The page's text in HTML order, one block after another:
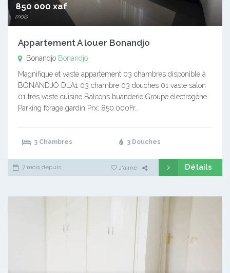
850 000 xaf
mois
Appartement A louer Bonandjo
Bonandjo Bonandjo
Magnifique et vaste appartement 03 chambres disponible à
BONANDJO DLA1 03 chambre 03 douches 01 vaste salon
01 très vaste cuisine Balcons buanderie Groupe électrogène
Parking forage gardin Prx: 850.000Fr…
3 Chambres 3 Douches
7 mois depuis J'aime Détails